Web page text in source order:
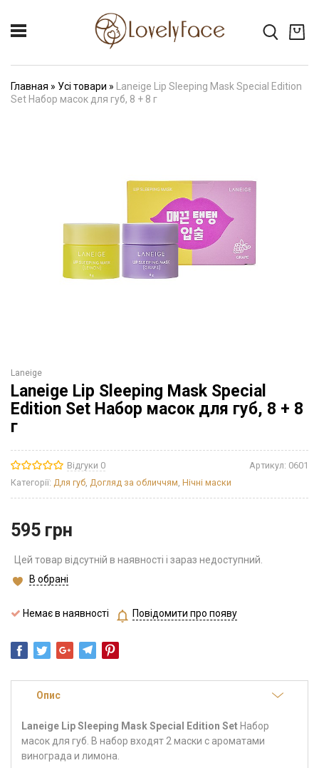
Главная » Усі товари »
Laneige Lip Sleeping Mask Special Edition
Set Набор масок для губ, 8 + 8 г
Laneige
Laneige Lip Sleeping Mask Special
Edition Set Набор масок для губ, 8 + 8
г
Відгуки 0 Артикул: 0601
Категорії: Для губ, Догляд за обличчям, Нічні маски
595 грн
Цей товар відсутній в наявності і зараз недоступний.
В обрані
Немає в наявності Повідомити про появу
Опис
Laneige Lip Sleeping Mask Special Edition Set Набор
масок для губ. В набор входят 2 маски с ароматами
винограда и лимона.